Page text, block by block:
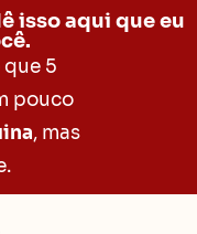
isso aqui que eu
5
pouco
, mas